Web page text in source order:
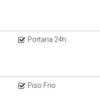
Portaria 24h
Piso Frio